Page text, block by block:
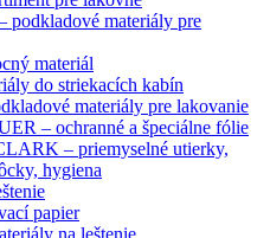
podkladové materiály pre
materiál
do striekacích kabín
materiály pre lakovanie
– ochranné a špeciálne fólie
– priemyselné utierky,
hygiena
papier
na leštenie